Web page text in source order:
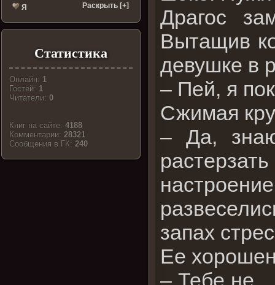
Я Раскрыть [+]
Статистика
Онлайн: 1
Гостей: 1
Читатели:0
Книг на сайте:4188
Комментарии:28321
Cообщения в ГК:240
Драгос
Вытащив
девушке в
– Пей, я
Сжимая
– Да,
запах
Ее
– Тебе